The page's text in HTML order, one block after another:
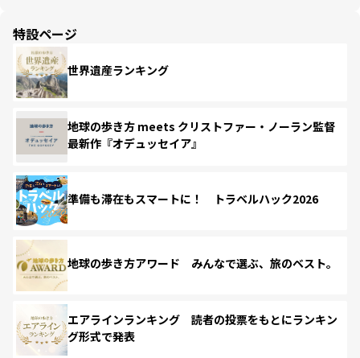
特設ページ
世界遺産ランキング
地球の歩き方 meets クリストファー・ノーラン監督
最新作『オデュッセイア』
準備も滞在もスマートに！ トラベルハック2026
地球の歩き方アワード みんなで選ぶ、旅のベスト。
エアラインランキング 読者の投票をもとにランキン
グ形式で発表